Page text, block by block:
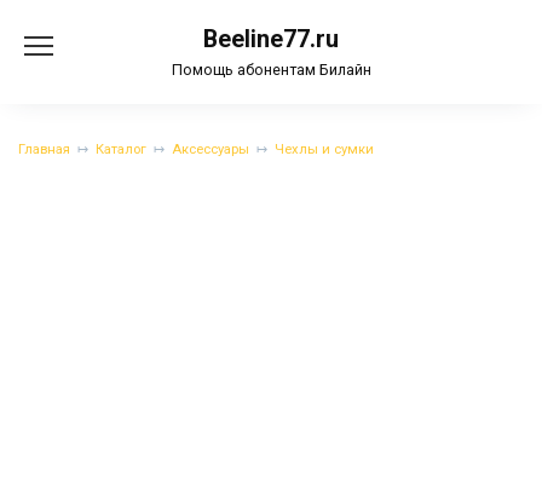
содержанию
Beeline77.ru
Помощь абонентам Билайн
Главная Каталог Аксессуары Чехлы и сумки